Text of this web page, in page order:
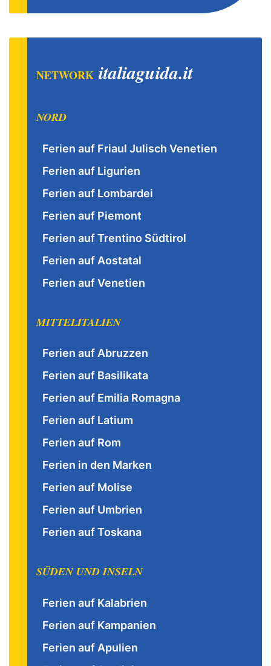
NETWORK italiaguida.it
NORD
Ferien auf Friaul Julisch Venetien
Ferien auf Ligurien
Ferien auf Lombardei
Ferien auf Piemont
Ferien auf Trentino Südtirol
Ferien auf Aostatal
Ferien auf Venetien
MITTELITALIEN
Ferien auf Abruzzen
Ferien auf Basilikata
Ferien auf Emilia Romagna
Ferien auf Latium
Ferien auf Rom
Ferien in den Marken
Ferien auf Molise
Ferien auf Umbrien
Ferien auf Toskana
SÜDEN UND INSELN
Ferien auf Kalabrien
Ferien auf Kampanien
Ferien auf Apulien